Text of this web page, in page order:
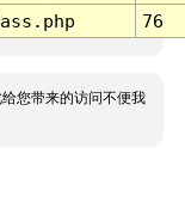
76
您带来的访问不便我